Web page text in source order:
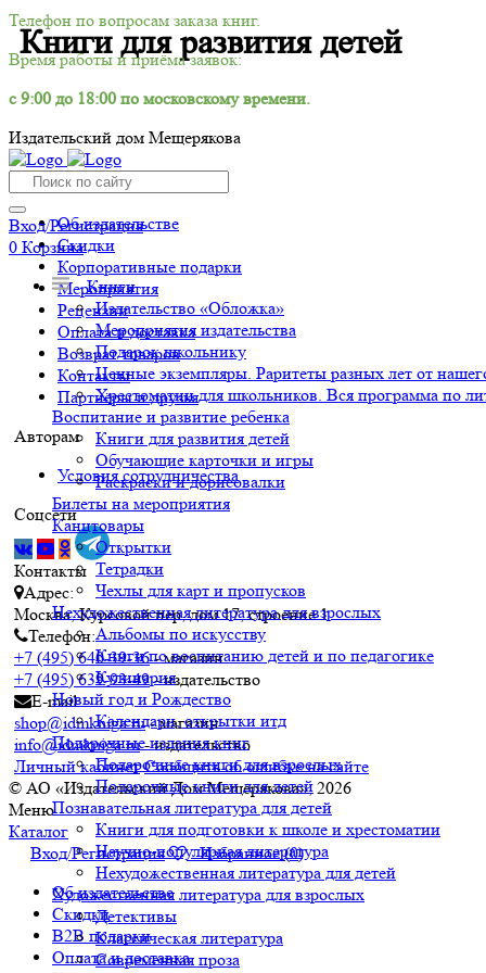
Телефон по вопросам заказа книг.
Время работы и приёма заявок:
с 9:00 до 18:00 по московскому времени.
Издательский дом Мещерякова
Вход/Регистрация
0 Корзина
Книги
Издательство «Обложка»
Мероприятия издательства
Подарок школьнику
Ценные экземпляры. Раритеты разных лет от
Хрестоматии для школьников. Вся программа по
Воспитание и развитие ребенка
Книги для развития детей
Обучающие карточки и игры
Раскраски и дорисовалки
Билеты на мероприятия
Канцтовары
Открытки
Тетрадки
Чехлы для карт и пропусков
Нехудожественная литература для взрослых
Альбомы по искусству
Книги по воспитанию детей и по педагогике
Кулинария
Новый год и Рождество
Календари, открытки итд
Подарочные издания книг
Подарочные книги для взрослых
Подарочные книги для детей
Познавательная литература для детей
Книги для подготовки к школе и хрестоматии
Научно-популярная литература
Нехудожественная литература для детей
Художественная литература для взрослых
Детективы
Классическая литература
Современная проза
Книги для развития детей
Клиентам
Об издательстве
Скидки
Корпоративные подарки
Мероприятия
Рецензии
Оплата и доставка
Возврат товаров
Контакты
Партнёры и друзья
Авторам
Условия сотрудничества
Соцсети
Контакты
Адрес:
Москва, Курсовой пер, дом 17, строение 1
Телефон:
+7 (495) 640-39-36- магазин
+7 (495) 639-93-49- издательство
E-mail:
shop@idmkniga.ru- магазин
info@idmkniga.ru- издательство
Личный кабинет Сообщить об ошибке на сайте
© АО «Издательский Дом Мещерякова», 2026
Меню
Каталог
Вход/Регистрация
Избранное (0)
Об издательстве
Скидки
B2B подарки
Оплата и доставка